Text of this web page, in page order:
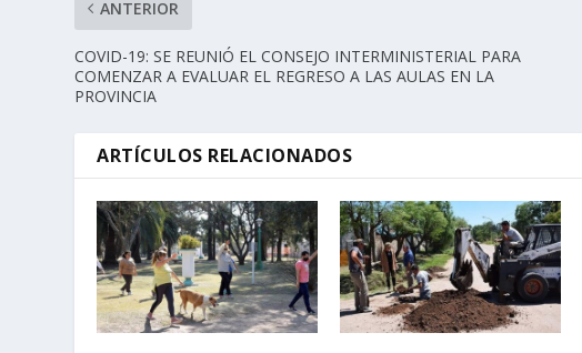
ANTERIOR
COVID-19: SE REUNIÓ EL CONSEJO INTERMINISTERIAL PARA
COMENZAR A EVALUAR EL REGRESO A LAS AULAS EN LA
PROVINCIA
ARTÍCULOS RELACIONADOS